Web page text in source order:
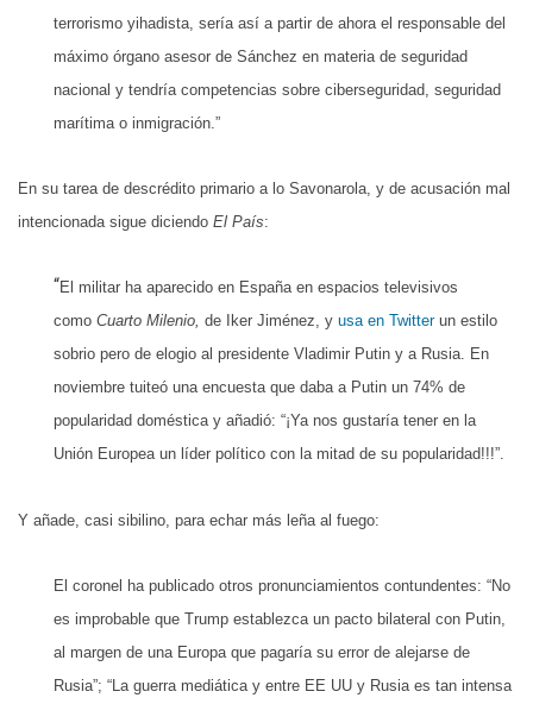
terrorismo yihadista, sería así a partir de ahora el responsable del
máximo órgano asesor de Sánchez en materia de seguridad
nacional y tendría competencias sobre ciberseguridad, seguridad
marítima o inmigración.”
En su tarea de descrédito primario a lo Savonarola, y de acusación mal
intencionada sigue diciendo El País:
“El militar ha aparecido en España en espacios televisivos
como Cuarto Milenio, de Iker Jiménez, y usa en Twitterun estilo
sobrio pero de elogio al presidente Vladimir Putin y a Rusia. En
noviembre tuiteó una encuesta que daba a Putin un 74% de
popularidad doméstica y añadió: “¡Ya nos gustaría tener en la
Unión Europea un líder político con la mitad de su popularidad!!!”.
Y añade, casi sibilino, para echar más leña al fuego:
El coronel ha publicado otros pronunciamientos contundentes: “No
es improbable que Trump establezca un pacto bilateral con Putin,
al margen de una Europa que pagaría su error de alejarse de
Rusia”; “La guerra mediática y entre EE UU y Rusia es tan intensa